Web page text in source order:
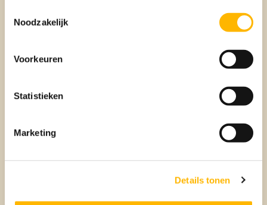
Noodzakelijk
Voorkeuren
Statistieken
Marketing
Details tonen
verwarmingssysteem
Een goed onderhouden verwarmingssysteem werkt
schoonmaken door een professional.
Door deze vijf tips op te volgen, kun je op een eenvoudige